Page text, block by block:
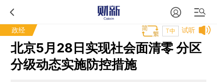
政经 试听
T中
北京5月28日实现社会面清零 分区
分级动态实施防控措施